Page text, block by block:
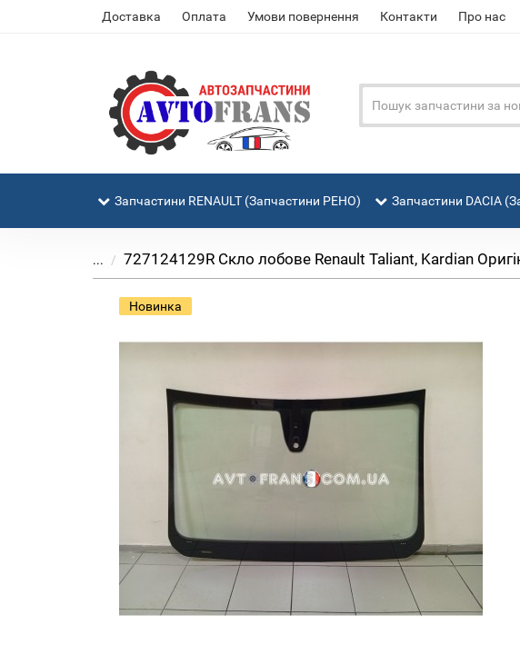
Доставка Оплата Умови повернення Контакти Про нас
Запчастини RENAULT (Запчастини РЕНО) Запчастини DACIA
... 727124129R Скло лобове Renault Taliant, Kardian
Новинка